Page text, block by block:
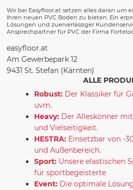
Wir bei Easyfloor.at setzen alles daran um
Ihren neuen PVC Boden zu bieten. Ein
Lösungen und zuerverlässiger
Ansprechpartner für PVC der Firma
easyfloor.at
Am Gewerbepark 12
9431 St. Stefan (Kärnten)
ALLE
Robust: Der Klassiker für
uvm.
Heavy: Der Alleskönner
und Vielseitigkeit.
HESTRA: Einsetzbar von -
und Außenbereich.
Sport: Unsere elastischen
für sportbegeisterte
Event: Die optimale